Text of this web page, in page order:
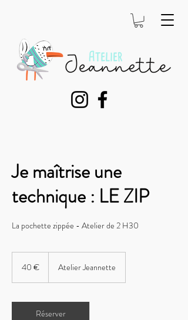
Je maîtrise une
technique : LE ZIP
La pochette zippée - Atelier de 2 H30
40 € Atelier Jeannette
Réserver